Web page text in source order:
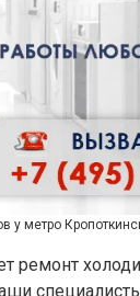
у метро
ремонт